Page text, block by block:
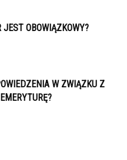
OBOWIĄZKOWY?
W ZWIĄZKU Z